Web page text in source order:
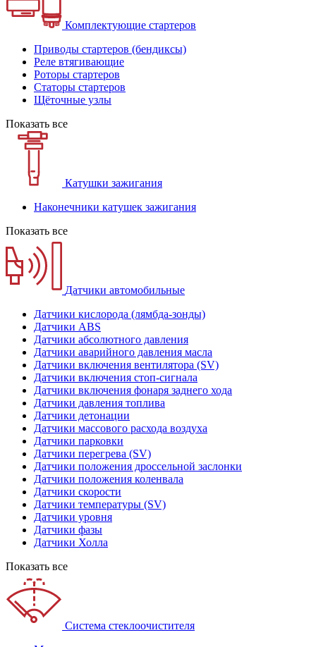
Комплектующие стартеров
Приводы стартеров (бендиксы)
Реле втягивающие
Роторы стартеров
Статоры стартеров
Щёточные узлы
Показать все
Катушки зажигания
Наконечники катушек зажигания
Показать все
Датчики автомобильные
Датчики кислорода (лямбда-зонды)
Датчики ABS
Датчики абсолютного давления
Датчики аварийного давления масла
Датчики включения вентилятора (SV)
Датчики включения стоп-сигнала
Датчики включения фонаря заднего хода
Датчики давления топлива
Датчики детонации
Датчики массового расхода воздуха
Датчики парковки
Датчики перегрева (SV)
Датчики положения дроссельной заслонки
Датчики положения коленвала
Датчики скорости
Датчики температуры (SV)
Датчики уровня
Датчики фазы
Датчики Холла
Показать все
Система стеклоочистителя